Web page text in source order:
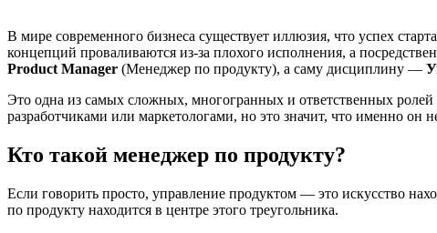
В мире современного бизнеса существует иллюзия, что успех
концепций проваливаются из-за плохого исполнения, а
Product Manager (Менеджер по продукту), а саму дисциплину —
Это одна из самых сложных, многогранных и ответственных ролей
разработчиками или маркетологами, но это значит, что именно он
Кто такой менеджер по продукту?
Если говорить просто, управление продуктом — это искусство
по продукту находится в центре этого треугольника.